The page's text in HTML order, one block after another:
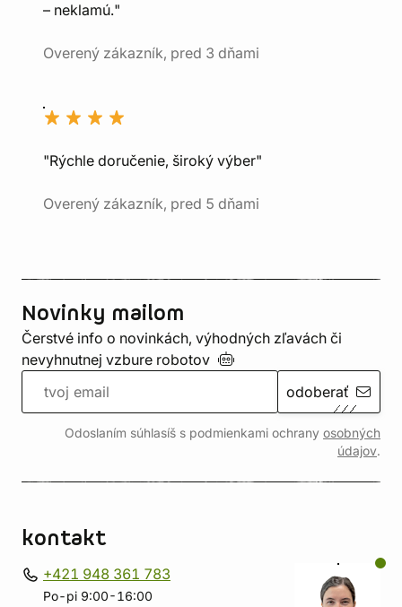
– neklamú."
Overený zákazník, pred 3 dňami
"Rýchle doručenie, široký výber"
Overený zákazník, pred 5 dňami
Novinky mailom
Čerstvé info o novinkách, výhodných zľavách či
nevyhnutnej vzbure robotov
odoberať
Odoslaním súhlasíš s podmienkami ochrany osobných
údajov.
kontakt
+421 948 361 783
Po-pi 9:00-16:00